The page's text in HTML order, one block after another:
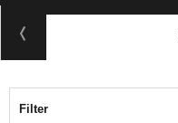
Filter